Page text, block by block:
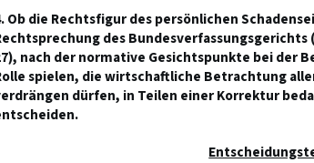
Ob die Rechtsfigur des persönlichen
des Bundesverfassungsgerichts
nach der normative Gesichtspunkte bei der
spielen, die wirtschaftliche Betrachtung
dürfen, in Teilen einer Korrektur